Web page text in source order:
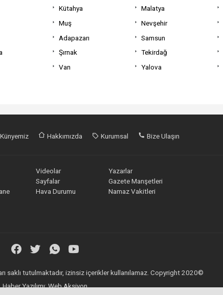
Kütahya Malatya
Muş Nevşehir
Adapazarı Samsun
Şırnak Tekirdağ
Van Yalova
Künyemiz Hakkımızda Kurumsal Bize Ulaşın
Videolar
Yazarlar
Sayfalar
Gazete Manşetleri
Hava Durumu Namaz Vakitleri
saklı tutulmaktadır, izinsiz içerikler kullanılamaz. Copyright 2020©
Haber Yazılımı:Web Aksiyon